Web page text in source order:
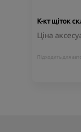
К-кт щіток
Ціна
Підходить для